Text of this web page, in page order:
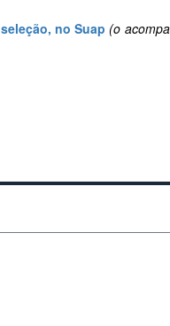
no Suap (o